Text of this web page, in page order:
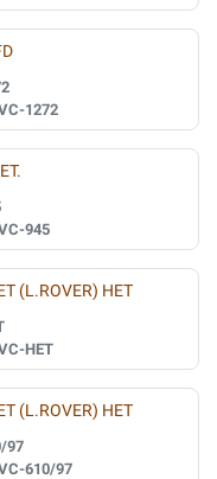
1272
945
(L.ROVER) HET
HET
(L.ROVER) HET
97
610/97